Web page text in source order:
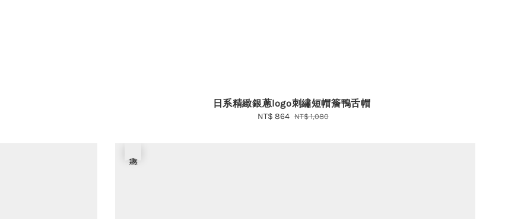
日系精緻銀蔥logo刺繡短帽簷鴨舌帽
Sale
NT$ 864 Regular
NT$ 1,080